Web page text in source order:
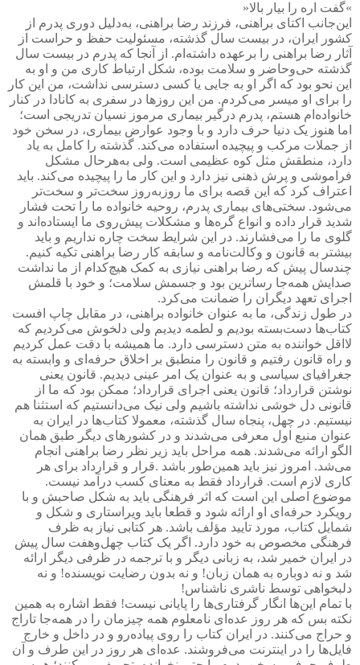
«گفت اره را بیار بالا»
این‌جانب اکتای براهنی، فرزند رضا براهنی، به‌دلیل دوری پدرم از
کشور ایران، در بیست سال گذشته، مسئولیت حفظ و حراست از
آثار رضا براهنی را برعهده داشته‌ام. از آنجا که پدرم در بیست سال
گذشته حی‌وحاضر و سلامت بوده، شکل ارتباط کاری من و او به
این نحو بود که اگر او به جایی یا کسی دسترسی نداشت، من این کار
را برای او میسر می‌کردم. من این روزها در سفری به کانادا در کنار
خانواده‌ام هستم، پدرم درگیر بیماری مرموز نسیان تدریجی است؛
اما هنوز یک دنیا حرف دارد و با وجود عوارض بیماری، در سخن خود
از جملات مرکب و پیچیده استفاده می‌کند. گذشته را کامل به یاد
دارد، منطقش مثل کوه عظیمی است. ولی به‌هرحال مشکل
فراموشی و پرش ذهنی نیز دارد و این کار ما را پیچیده می‌کند. باید
اعتراف کرد که این قصه برای ما روز‌به‌روز سخت‌تر و سخت‌تر
می‌شود. سختی‌های بیماری پدرم، روحیه خانواده ما را تحت فشار
شدید قرار داده و انواع گره‌ها و مشکلات پیش‌روی ما ایستاده‌اند و
گلوی ما را می‌فشارند. در این شرایط سخت چاره نداریم و باید
بیشتر به قانون و وکالت‌نامه و سابقه کار رضا براهنی تکیه کنیم.
چندسال پیش که رضا براهنی نیازی به کمک هیچ‌کدام از ما نداشت
صدایش همه‌جا رساترین بود و جسمش سلامت؛ و خود با قلمش
اجرای تعهد دیگران را ضمانت می‌کرد.
در طول زندگی، ما به عنوان خانواده براهنی، در مقابل چاپ افست
کتاب‌ها دست‌بسته بودیم و لطمه دیدیم ولی دلخوش می‌کردیم که
لااقل خواننده به متن دسترسی دارد. ما همیشه با دقت عمل کردیم
و راه قانون رفتیم و قانون را منطبق بر اخلاق حرفه‌ای و وابسته به
جغرافیای سیاسی و به عنوان یک امر عینی دیدیم. قانون یعنی
نوشتن قرارداد؛ قانون یعنی اجرای قرارداد؛ ممکن بود که ما از
قانونی دل خوشی نداشته باشیم ولی نیک می‌دانستیم که استثنا هم
نیستیم. در چهل، پنجاه سال گذشته، معمولا کتاب‌ها در ایران به
عنوان منبع اول معرفی می‌شدند و در کشورهای دیگر طبق همان
الگو ارائه می‌شدند. همه مراحل باید زیر نظر رضا براهنی انجام
می‌شد. امروز نیز باید همین‌طور باشد .قرار و قرارداد برای هر
کاری لازم است. قرارداد فقط به معنای کسب درآمد نیست.
موضوع اصلی این است که اثر فرهنگی باید به شکل صاحبش و با
رویکرد حرفه‌ای او ارائه شود و قطعا باید ویراستاری و شکل و
شمایل کتاب، مورد تایید مؤلف باشد. هر کتابی نیاز به ظرف
فرهنگی مخصوص به خود دارد. اگر یک کتاب چهل‌و‌هفت سال پیش
در ایران خمیر شد، به زبانی دیگر و با ترجمه در ظرفی دیگر ارائه
شد و نه دوباره به همان زبان! و نه بدون رضایت نویسنده! و نه
دلبخواهی توسط ناشری ناشناس!
با تمام این‌ها انگار گرفتاری‌ها را پایانی نیست! فقط اشاره به همین
نکته بس که هر روز عده‌ای نامعلوم همه چیزمان را در همه‌جا تاراج
و حراج می‌کنند. در ایران کتاب را روی پیاده‌رو و در داخل و خارج
فایل‌ها را در اینترنت می‌فروشند. عده‌ای هر روز در این طرف و آن